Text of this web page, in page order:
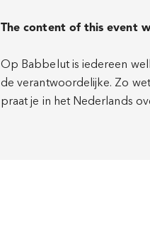
The content of this event
Op Babbelut is iedereen
de verantwoordelijke. Zo
praat je in het Nederlands